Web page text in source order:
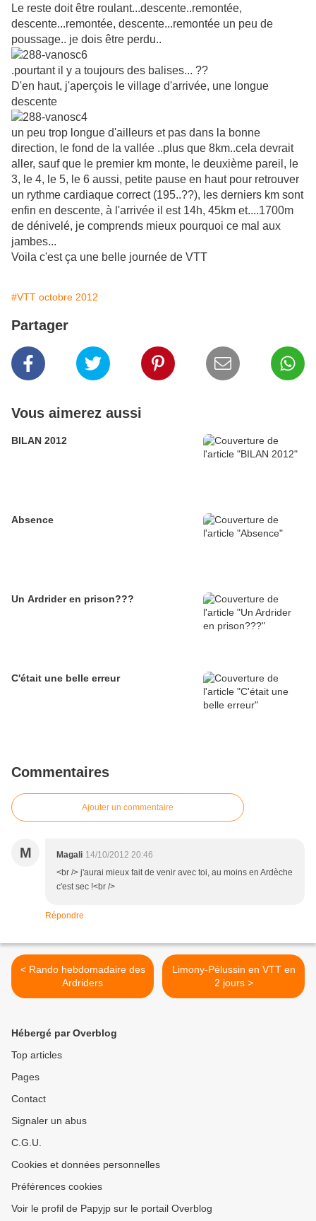
Le reste doit être roulant...descente..remontée,
descente...remontée, descente...remontée un peu de
poussage.. je dois être perdu..
.pourtant il y a toujours des balises... ??
D'en haut, j'aperçois le village d'arrivée, une longue
descente
un peu trop longue d'ailleurs et pas dans la bonne
direction, le fond de la vallée ..plus que 8km..cela devrait
aller, sauf que le premier km monte, le deuxième pareil, le
3, le 4, le 5, le 6 aussi, petite pause en haut pour retrouver
un rythme cardiaque correct (195..??), les derniers km sont
enfin en descente, à l'arrivée il est 14h, 45km et....1700m
de dénivelé, je comprends mieux pourquoi ce mal aux
jambes...
Voila c'est ça une belle journée de VTT
#VTT octobre 2012
Partager
Vous aimerez aussi
BILAN 2012
Absence
Un Ardrider en prison???
C'était une belle erreur
Commentaires
Ajouter un commentaire
M Magali 14/10/2012 20:46
<br /> j'aurai mieux fait de venir avec toi, au moins en Ardèche
c'est sec !<br />
Répondre
< Rando hebdomadaire des
Ardriders
Limony-Pélussin en VTT en
2 jours >
Hébergé par Overblog
Top articles
Pages
Contact
Signaler un abus
C.G.U.
Cookies et données personnelles
Préférences cookies
Voir le profil de Papyjp sur le portail Overblog